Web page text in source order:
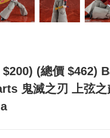
$200) (總價 $462)
鬼滅之刃 上弦之